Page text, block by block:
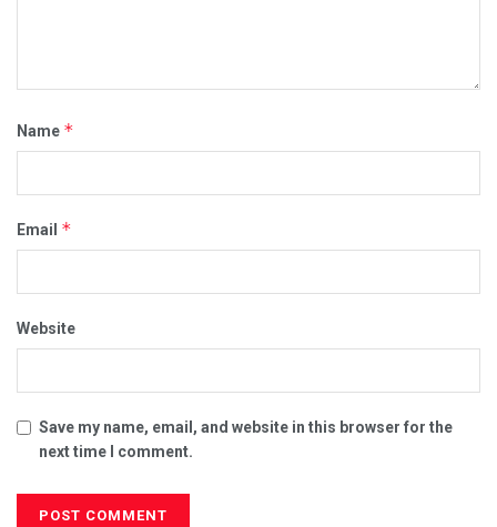
Name *
Email *
Website
Save my name, email, and website in this browser for the
next time I comment.